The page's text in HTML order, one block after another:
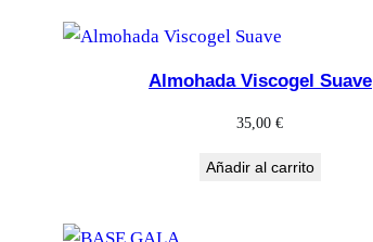
Almohada Viscogel Suave
35,00€
Añadir al carrito